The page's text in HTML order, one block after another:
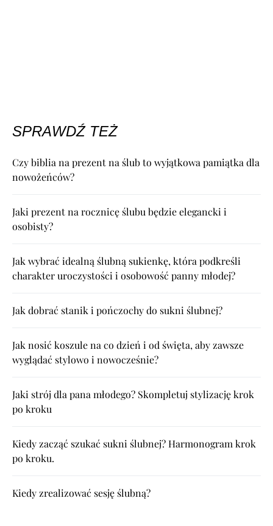
SPRAWDŹ TEŻ
Czy biblia na prezent na ślub to wyjątkowa pamiątka dla
nowożeńców?
Jaki prezent na rocznicę ślubu będzie elegancki i
osobisty?
Jak wybrać idealną ślubną sukienkę, która podkreśli
charakter uroczystości i osobowość panny młodej?
Jak dobrać stanik i pończochy do sukni ślubnej?
Jak nosić koszule na co dzień i od święta, aby zawsze
wyglądać stylowo i nowocześnie?
Jaki strój dla pana młodego? Skompletuj stylizację krok
po kroku
Kiedy zacząć szukać sukni ślubnej? Harmonogram krok
po kroku.
Kiedy zrealizować sesję ślubną?